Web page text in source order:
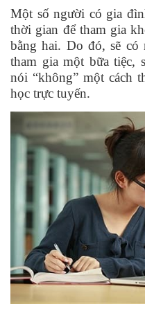
Một số người có gia
thời gian để tham gia
bằng hai. Do đó, sẽ
tham gia một bữa tiệc,
nói “không” một cách
học trực tuyến.